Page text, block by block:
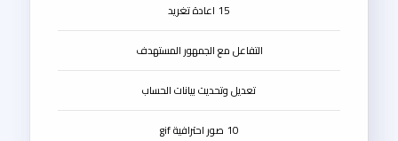
15 اعادة تغريد
التفاعل مع الجمهور المستهدف
تعديل وتحديث بيانات الحساب
10 صور احترافية gif